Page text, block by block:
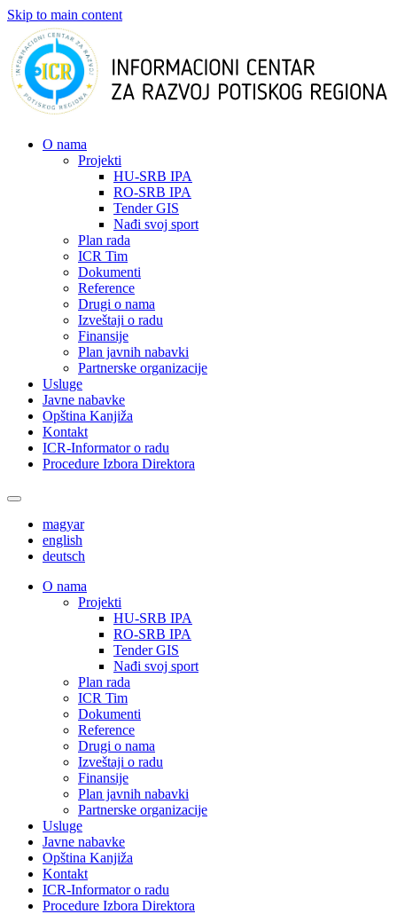
Skip to main content
О nama
Projekti
HU-SRB IPA
RO-SRB IPA
Tender GIS
Nađi svoj sport
Plan rada
ICR Tim
Dokumenti
Reference
Drugi o nama
Izveštaji o radu
Finansije
Plan javnih nabavki
Partnerske organizacije
Usluge
Javne nabavke
Opština Kanjiža
Kontakt
ICR-Informator o radu
Procedure Izbora Direktora
magyar
english
deutsch
О nama
Projekti
HU-SRB IPA
RO-SRB IPA
Tender GIS
Nađi svoj sport
Plan rada
ICR Tim
Dokumenti
Reference
Drugi o nama
Izveštaji o radu
Finansije
Plan javnih nabavki
Partnerske organizacije
Usluge
Javne nabavke
Opština Kanjiža
Kontakt
ICR-Informator o radu
Procedure Izbora Direktora